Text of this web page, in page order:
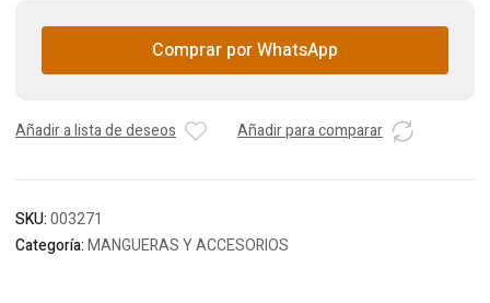
Comprar por WhatsApp
Añadir a lista de deseos Añadir para comparar
SKU:003271
Categoría:MANGUERAS Y ACCESORIOS